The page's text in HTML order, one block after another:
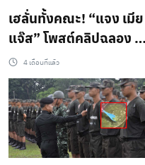
เฮลั่นทั้งคณะ! “แจง เมีย
แจ๊ส” โพสต์คลิปฉลอง พี่
เหน่งรอรับบุญได้เลย หลัง
ถูกหวยเลขอายุ 47 “เห
เหม่งจ๋าย” กันถ้วนหน้า
นุ้ยเชิญยิ้มก็เฮไปด้วย
4 เดือนที่แล้ว